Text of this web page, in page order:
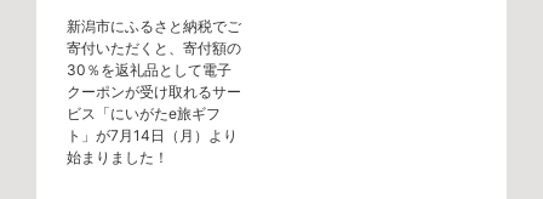
新潟市にふるさと納税でご
寄付いただくと、寄付額の
30％を返礼品として電子
クーポンが受け取れるサー
ビス「にいがたe旅ギフ
ト」が7月14日（月）より
始まりました！